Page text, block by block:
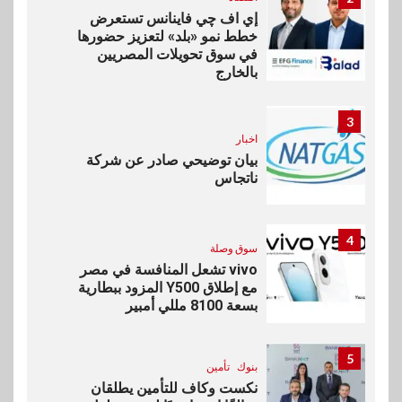
إي اف چي فاينانس تستعرض
خطط نمو «بلد» لتعزيز حضورها
في سوق تحويلات المصريين
بالخارج
3
اخبار
بيان توضيحي صادر عن شركة
ناتجاس
4
سوق وصلة
vivo تشعل المنافسة في مصر
مع إطلاق Y500 المزود ببطارية
بسعة 8100 مللي أمبير
5
بنوك تأمين
نكست وكاف للتأمين يطلقان